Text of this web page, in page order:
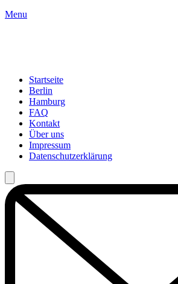
Menu
Startseite
Berlin
Hamburg
FAQ
Kontakt
Über uns
Impressum
Datenschutzerklärung